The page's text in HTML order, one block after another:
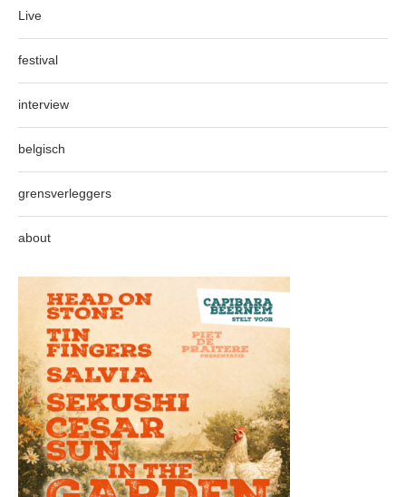
Live
festival
interview
belgisch
grensverleggers
about